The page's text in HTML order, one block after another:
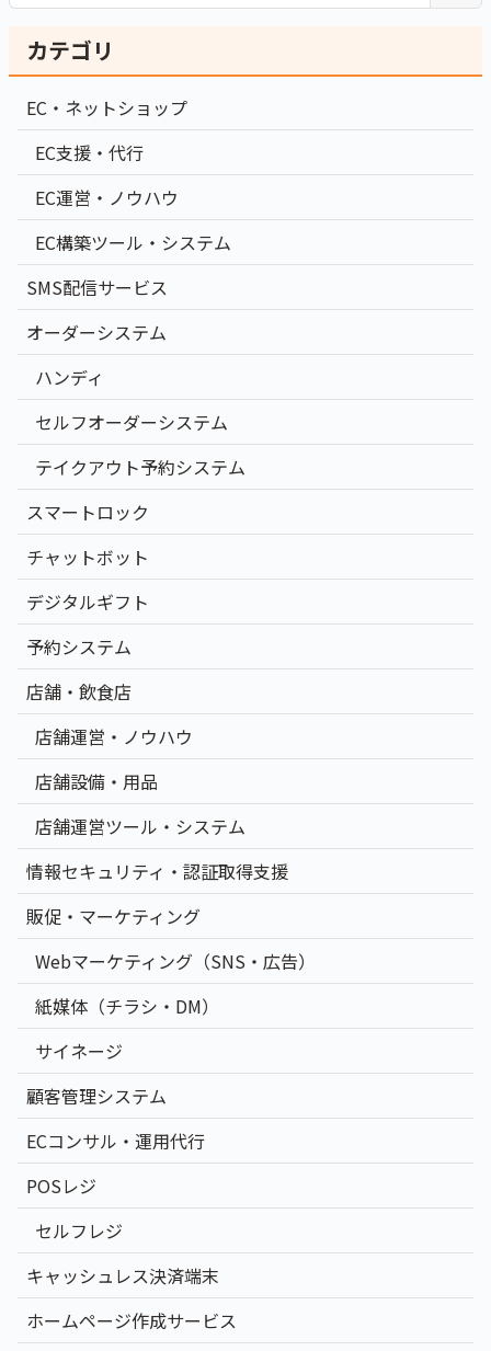
カテゴリ
EC・ネットショップ
EC支援・代行
EC運営・ノウハウ
EC構築ツール・システム
SMS配信サービス
オーダーシステム
ハンディ
セルフオーダーシステム
テイクアウト予約システム
スマートロック
チャットボット
デジタルギフト
予約システム
店舗・飲食店
店舗運営・ノウハウ
店舗設備・用品
店舗運営ツール・システム
情報セキュリティ・認証取得支援
販促・マーケティング
Webマーケティング（SNS・広告）
紙媒体（チラシ・DM）
サイネージ
顧客管理システム
ECコンサル・運用代行
POSレジ
セルフレジ
キャッシュレス決済端末
ホームページ作成サービス